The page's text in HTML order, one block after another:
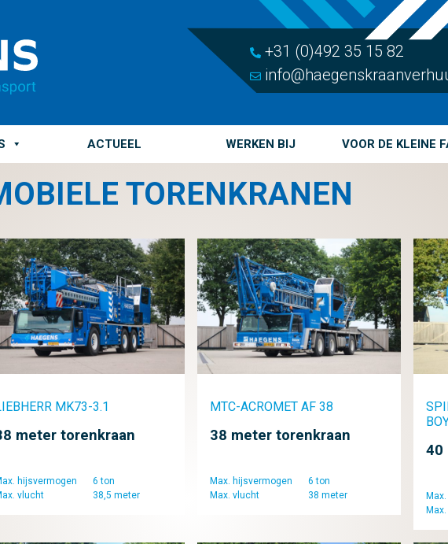
+31 (0)492 35 15 82
ACTUEEL WERKEN BIJ VOOR DE KLEINE
TORENKRANEN
MK73-3.1
meter torenkraan
hijsvermogen
6 ton
vlucht
38,5 meter
MTC-ACROMET AF 38
38 meter torenkraan
Max. hijsvermogen
6 ton
Max. vlucht
38 meter
40